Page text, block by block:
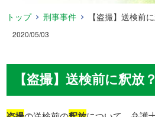
トップ 刑事事件 【盗撮】送検前
2020/05/03
【盗撮】送検前に釈放？